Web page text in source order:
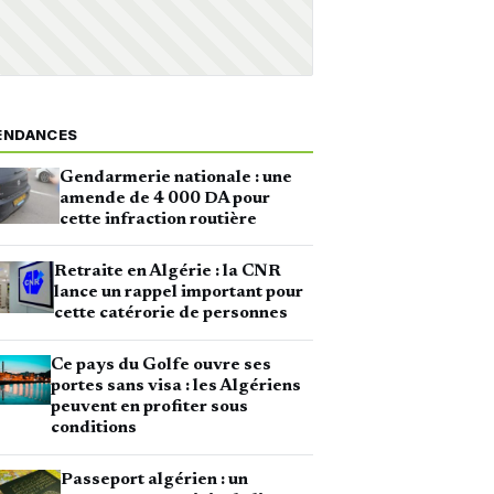
Gendarmerie nationale : une
amende de 4 000 DA pour
cette infraction routière
Retraite en Algérie : la CNR
lance un rappel important pour
cette catérorie de personnes
Ce pays du Golfe ouvre ses
portes sans visa : les Algériens
peuvent en profiter sous
conditions
Passeport algérien : un